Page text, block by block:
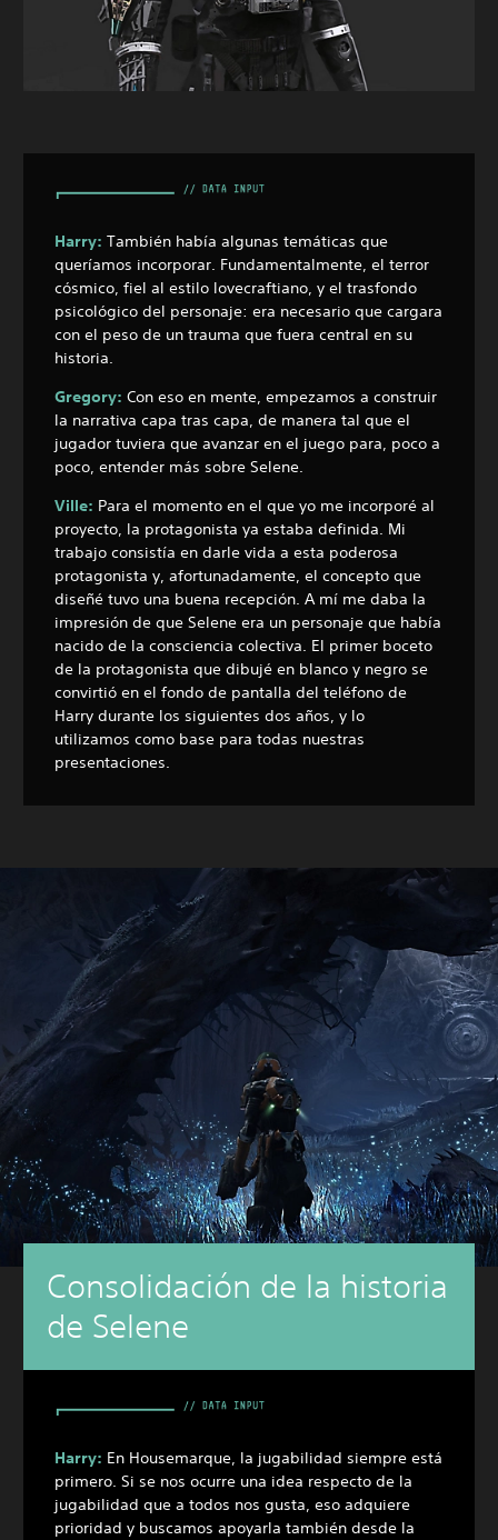
Harry: También había algunas temáticas que
queríamos incorporar. Fundamentalmente, el terror
cósmico, fiel al estilo lovecraftiano, y el trasfondo
psicológico del personaje: era necesario que cargara
con el peso de un trauma que fuera central en su
historia.
Gregory: Con eso en mente, empezamos a construir
la narrativa capa tras capa, de manera tal que el
jugador tuviera que avanzar en el juego para, poco a
poco, entender más sobre Selene.
Ville: Para el momento en el que yo me incorporé al
proyecto, la protagonista ya estaba definida. Mi
trabajo consistía en darle vida a esta poderosa
protagonista y, afortunadamente, el concepto que
diseñé tuvo una buena recepción. A mí me daba la
impresión de que Selene era un personaje que había
nacido de la consciencia colectiva. El primer boceto
de la protagonista que dibujé en blanco y negro se
convirtió en el fondo de pantalla del teléfono de
Harry durante los siguientes dos años, y lo
utilizamos como base para todas nuestras
presentaciones.
Consolidación de la historia
de Selene
Harry: En Housemarque, la jugabilidad siempre está
primero. Si se nos ocurre una idea respecto de la
jugabilidad que a todos nos gusta, eso adquiere
prioridad y buscamos apoyarla también desde la